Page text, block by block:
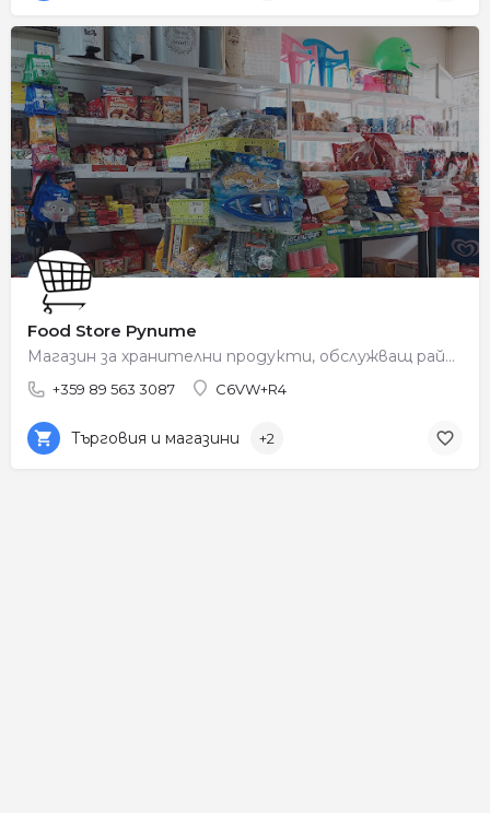
Food Store Рупите
Магазин за хранителни продукти, обслужващ района на Рупите.
+359 89 563 3087 C6VW+R4
Търговия и магазини +2